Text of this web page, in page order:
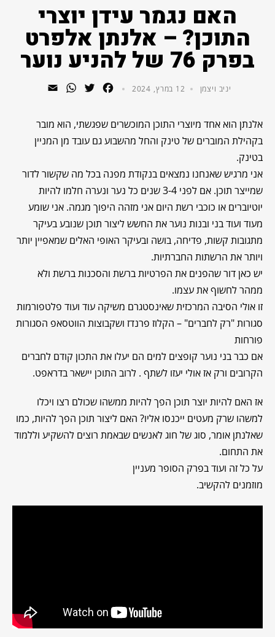
האם נגמר עידן יוצרי
התוכן? – אלנתן אלפרט
בפרק 76 של להניע נוער
יניב ויצמן 12 במרץ, 2024 Facebook
Twitter
WhatsApp
אלנתן הוא אחד מיוצרי התוכן המוכשרים שפגשתי, הוא מובר
בקהילת המוברים של טינק והחל מהשבוע גם עובד מן המניין
בטינק.
אני מרגיש שאנחנו נמצאים בנקודת מפנה בכל מה שקשור לדור
שמייצר תוכן. אם לפני 3-4 שנים כל נער ונערה חלמו להיות
יוטיוברים או כוכבי רשת היום אני מזהה היפוך מגמה. אני שומע
מעוד ועוד בני ובנות נוער את החשש ליצור תוכן שנובע בעיקר
מתגובות קשות, פדיחה, בושה ובעיקר האופי האלים שמאפיין יותר
ויותר את הרשתות החברתיות.
יש כאן דור שהפנים את הפרטיות ברשת והסכנות ברשת ולא
ממהר לחשוף את עצמו.
זו אולי הסיבה המרכזית שאינסטגרם משיקה עוד ועוד פלטפורמות
סגורות "רק לחברים" – הקלוז פרנדז ושקבוצות הווטסאפ הסגורות
פורחות
אם כבר בני נוער קופצים למים הם יעלו את התכון קודם לחברים
הקרובים ורק אז אולי יעזו לשתף . לרוב התוכן יישאר בדראפט.
אז האם להיות יוצר תוכן הפך להיות ממשהו שכולם רצו ויכלו
למשהו שרק מעטים ייכנסו אליו? האם ליצור תוכן הפך להיות, כמו
שאלנתן אומר, סוג של חוג לאנשים שבאמת רוצים להשקיע וללמוד
את התחום.
על כל זה ועוד בפרק הסופר מעניין
מוזמנים להקשיב.